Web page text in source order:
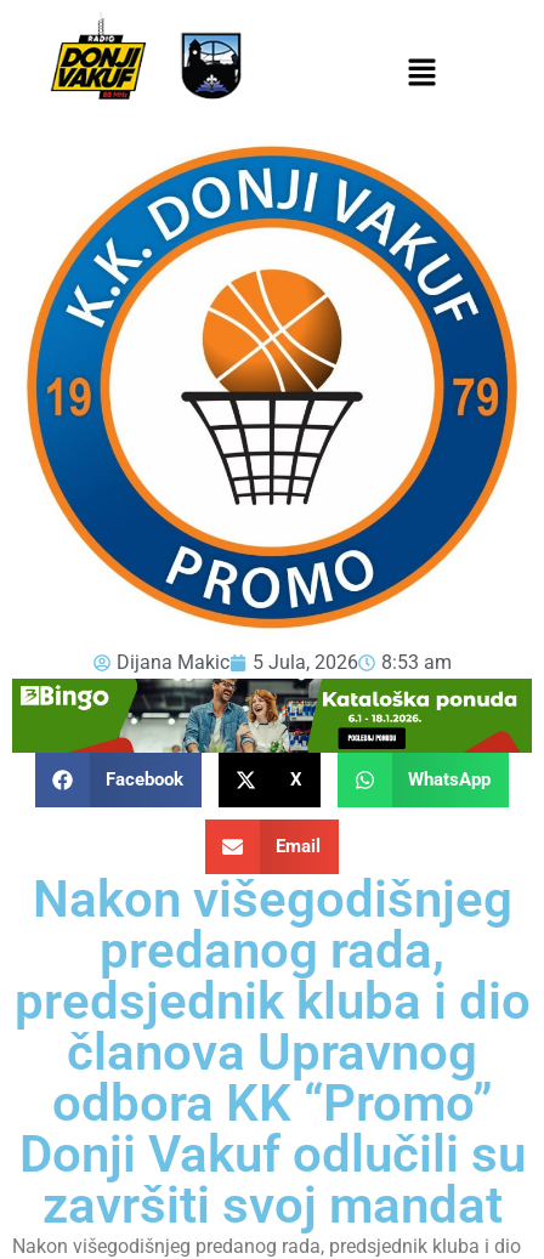
Dijana Makic 5 Jula, 2026 8:53 am
Facebook X WhatsApp
Email
Nakon višegodišnjeg
predanog rada,
predsjednik kluba i dio
članova Upravnog
odbora KK “Promo”
Donji Vakuf odlučili su
završiti svoj mandat
Nakon višegodišnjeg predanog rada, predsjednik kluba i dio